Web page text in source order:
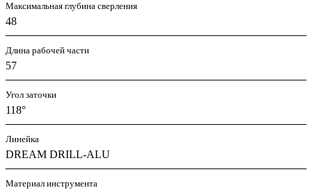
Максимальная глубина сверления
48
Длина рабочей части
57
Угол заточки
118°
Линейка
DREAM DRILL-ALU
Материал инструмента